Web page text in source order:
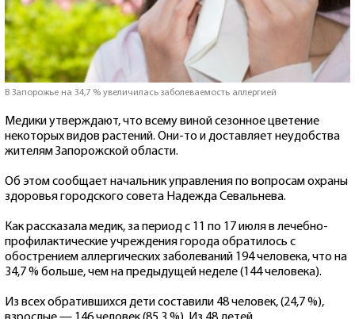
В Запорожье на 34,7 % увеличилась заболеваемость аллергией
Медики утверждают, что всему виной сезонное цветение
некоторых видов растений. Они-то и доставляет неудобства
жителям Запорожской области.
Об этом сообщает начальник управления по вопросам охраны
здоровья городского совета Надежда Севальнева.
Как рассказала медик, за период с 11 по 17 июля в лечебно-
профилактические учреждения города обратилось с
обострением аллергических заболеваний 194 человека, что на
34,7 % больше, чем на предыдущей неделе (144 человека).
Из всех обратившихся дети составили 48 человек, (24,7 %),